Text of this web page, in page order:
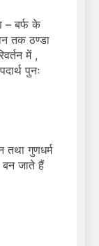
– बर्फ के
तक ठण्डा
में ,
पुनः
तथा गुणधर्म
बन जाते हैं